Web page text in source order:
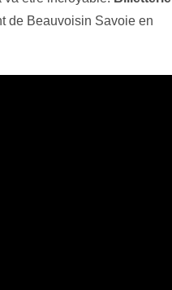
de Beauvoisin Savoie en